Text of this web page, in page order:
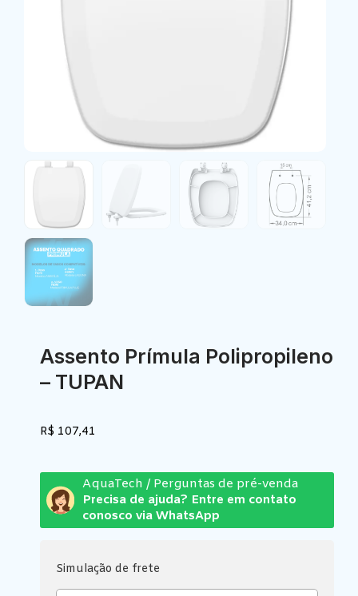
Assento Prímula Polipropileno
– TUPAN
R$ 107,41
AquaTech / Perguntas de pré-venda
Precisa de ajuda? Entre em contato
conosco via WhatsApp
Simulação de frete